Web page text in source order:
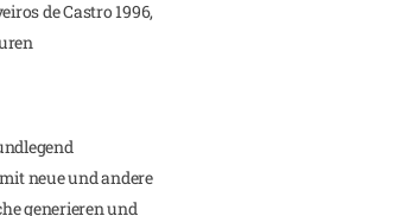
de Castro 1996,
neue und andere
generieren und